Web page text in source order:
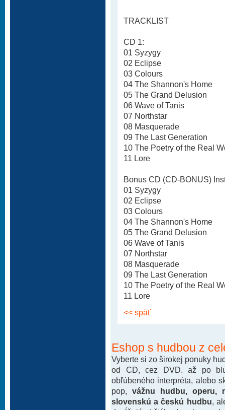
TRACKLIST
CD 1:
01 Syzygy
02 Eclipse
03 Colours
04 The Shannon's Home
05 The Grand Delusion
06 Wave of Tanis
07 Northstar
08 Masquerade
09 The Last Generation
10 The Poetry of the Real
11 Lore
Bonus CD (CD-BONUS)
01 Syzygy
02 Eclipse
03 Colours
04 The Shannon's Home
05 The Grand Delusion
06 Wave of Tanis
07 Northstar
08 Masquerade
09 The Last Generation
10 The Poetry of the Real
11 Lore
<< späť
Eshop s hudbou z
Vyberte si zo širokej ponuky
od CD, cez DVD. až po
obľúbeného interpréta, alebo
pop, vážnu hudbu, operu,
slovenskú a českú hudbu ,